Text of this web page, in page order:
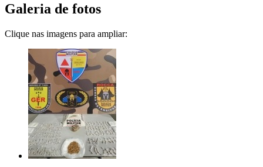
Galeria de fotos
Clique nas imagens para ampliar: